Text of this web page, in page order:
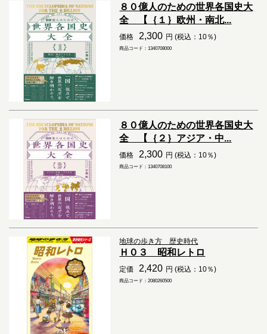
８０億人のための世界各国史大
全 【｛１｝欧州・南北...
価格 2,300 円 (税込：10％)
商品コード：1340708000
８０億人のための世界各国史大
全 【｛２｝アジア・中...
価格 2,300 円 (税込：10％)
商品コード：1340708100
地球の歩き方 歴史時代
Ｈ０３ 昭和レトロ
定価 2,420 円 (税込：10％)
商品コード：2080260500